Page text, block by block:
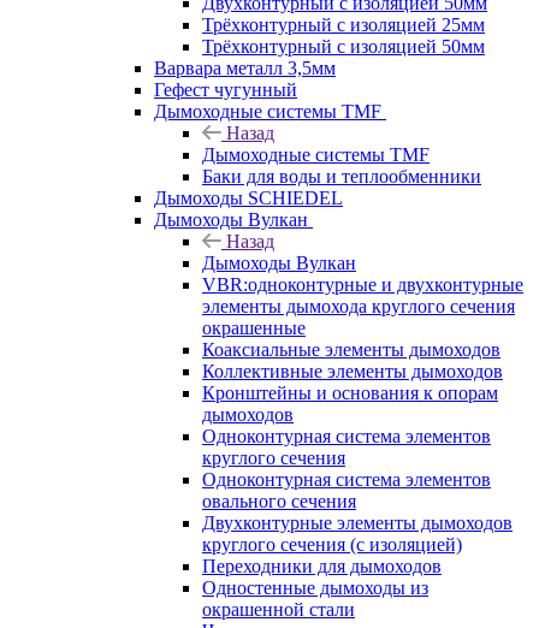
Трёхконтурный с изоляцией 25мм
Трёхконтурный с изоляцией 50мм
Варвара металл 3,5мм
Гефест чугунный
Дымоходные системы TMF
Назад
Дымоходные системы TMF
Баки для воды и теплообменники
Дымоходы SCHIEDEL
Дымоходы Вулкан
Назад
Дымоходы Вулкан
VBR:одноконтурные и двухконтурные
элементы дымохода круглого сечения
окрашенные
Коаксиальные элементы дымоходов
Коллективные элементы дымоходов
Кронштейны и основания к опорам
дымоходов
Одноконтурная система элементов
круглого сечения
Одноконтурная система элементов
овального сечения
Двухконтурные элементы дымоходов
круглого сечения (с изоляцией)
Переходники для дымоходов
Одностенные дымоходы из
окрашенной стали